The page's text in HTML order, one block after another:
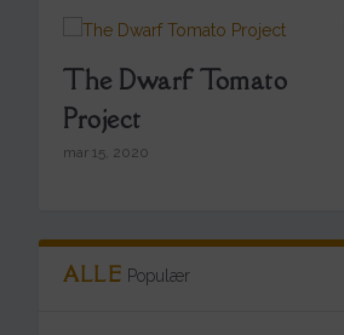
The Dwarf Tomato
Project
mar 15, 2020
ALLE Populær